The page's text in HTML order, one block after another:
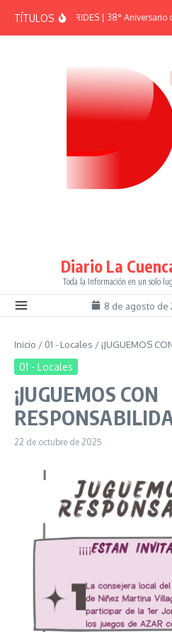
TÍTULOSEFEMÉRIDES | 38° Aniversario
Diario La
Toda la Información en un solo
8 de agosto de
Inicio / 01 - Locales / ¡JUGUEMOS
01 - Locales
¡JUGUEMOS CON
22 de octubre de 2025